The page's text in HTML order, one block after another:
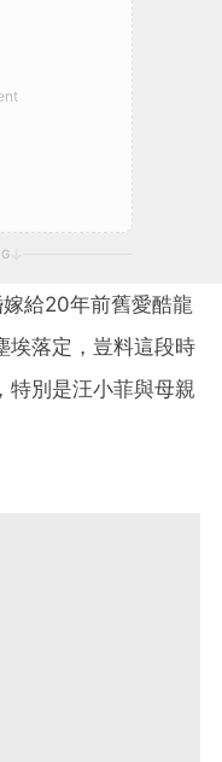
給20年前舊愛酷龍
埃落定，豈料這段時
特別是汪小菲與母親